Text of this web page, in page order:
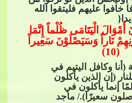
عليهم فليتقوا الله
أَمْوَالَ الْيَتَامَى ظُلْماً إِنَّمَا
نَاراً وَسَيَصْلَوْنَ سَعِيراً
(10)
(أنا وكافل اليتيم في
(إن الذين يأكلون
إنما يأكلون في
سعيرًا)./ ماجد